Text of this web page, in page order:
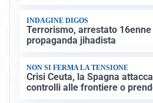
INDAGINE DIGOS
Terrorismo, arrestato
propaganda jihadista
NON SI FERMA LA TENSIONE
Crisi Ceuta, la Spagna
controlli alle frontiere o